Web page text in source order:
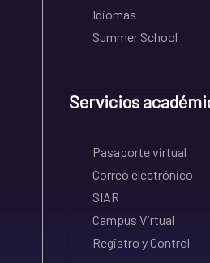
Idiomas
Summer School
Servicios
Pasaporte virtual
Correo electrónico
SIAR
Campus Virtual
Registro y Control